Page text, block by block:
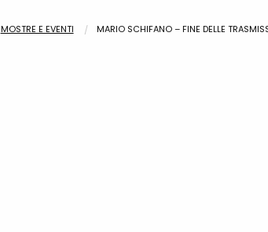
MOSTRE E EVENTI MARIO SCHIFANO – FINE DELLE